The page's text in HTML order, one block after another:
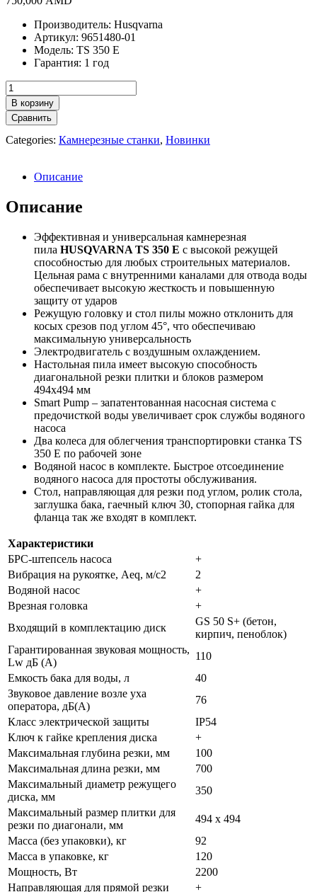
Производитель: Husqvarna
Артикул: 9651480-01
Модель: TS 350 E
Гарантия: 1 год
Количество
товара
Камнерезный
станок
Husqvarna
В корзину
Сравнить
Categories: Камнерезные станки, Новинки
Описание
Описание
Эффективная и универсальная камнерезная
пила HUSQVARNA TS 350 E с высокой режущей
способностью для любых строительных материалов.
Цельная рама с внутренними каналами для отвода воды
обеспечивает высокую жесткость и повышенную
защиту от ударов
Режущую головку и стол пилы можно отклонить для
косых срезов под углом 45°, что обеспечиваю
максимальную универсальность
Электродвигатель с воздушным охлаждением.
Настольная пила имеет высокую способность
диагональной резки плитки и блоков размером
494х494 мм
Smart Pump – запатентованная насосная система с
предочисткой воды увеличивает срок службы водяного
насоса
Два колеса для облегчения транспортировки станка TS
350 E по рабочей зоне
Водяной насос в комплекте. Быстрое отсоединение
водяного насоса для простоты обслуживания.
Стол, направляющая для резки под углом, ролик стола,
заглушка бака, гаечный ключ 30, стопорная гайка для
фланца так же входят в комплект.
Характеристики
БРС-штепсель насоса
+
Вибрация на рукоятке, Aeq, м/с2
2
Водяной насос
+
Врезная головка
+
Входящий в комплектацию диск
GS 50 S+ (бетон,
кирпич, пеноблок)
Гарантированная звуковая мощность,
Lw дБ (А)
110
Емкость бака для воды, л
40
Звуковое давление возле уха
оператора, дБ(А)
76
Класс электрической защиты
IP54
Ключ к гайке крепления диска
+
Максимальная глубина резки, мм
100
Максимальная длина резки, мм
700
Максимальный диаметр режущего
диска, мм
350
Максимальный размер плитки для
резки по диагонали, мм
494 х 494
Масса (без упаковки), кг
92
Масса в упаковке, кг
120
Мощность, Вт
2200
Направляющая для прямой резки
+